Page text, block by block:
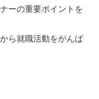
ーの重要ポイントを
ら就職活動をがんば